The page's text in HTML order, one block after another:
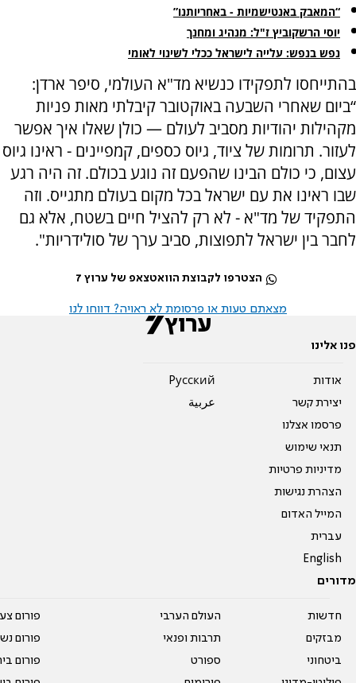
“המאבק באנטישמיות - באחריותנו”
יוסי הרשקוביץ ז"ל: מנהיג ומחנך
נפש בנפש: עלייה לישראל ככלי לשינוי לאומי
בהתייחסו לתפקידו כנשיא מד"א העולמי, סיפר ארדן:
“ביום שאחרי השבעה באוקטובר קיבלתי מאות פניות
מקהילות יהודיות מסביב לעולם — כולן שאלו איך אפשר
לעזור. תרומות של ציוד, גיוס כספים, קמפיינים - ראינו גיוס
עצום, כי כולם הבינו שהפעם זה נוגע בכולם. זה היה רגע
שבו ראינו את עם ישראל בכל מקום בעולם מתגייס. וזה
התפקיד של מד"א - לא רק להציל חיים בשטח, אלא גם
לחבר בין ישראל לתפוצות, סביב ערך של סולידריות".
הצטרפו לקבוצת הוואטצאפ של ערוץ 7
מצאתם טעות או פרסומת לא ראויה? דווחו לנו
פנו אלינו
אודות
יצירת קשר
פרסמו אצלנו
תנאי שימוש
מדיניות פרטיות
הצהרת נגישות
המייל האדום
עברית
English
Pусский
عربية
מדורים
חדשות
מבזקים
ביטחוני
העולם הערבי
תרבות ופנאי
ספורט
פורום
פורום
פורום